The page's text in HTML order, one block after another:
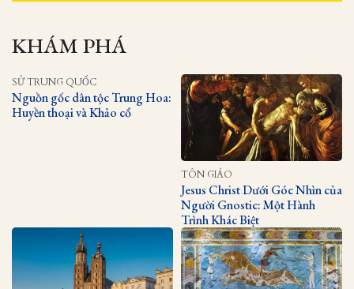
KHÁM PHÁ
SỬ TRUNG QUỐC
Nguồn gốc dân tộc Trung Hoa:
Huyền thoại và Khảo cổ
TÔN GIÁO
Jesus Christ Dưới Góc Nhìn của
Người Gnostic: Một Hành
Trình Khác Biệt